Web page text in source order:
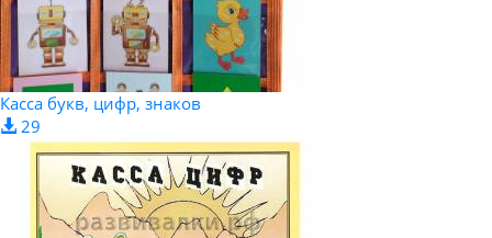
Касса букв, цифр, знаков
29